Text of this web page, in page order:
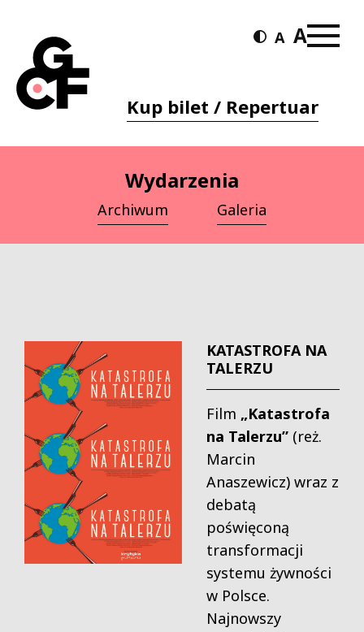
Kup bilet / Repertuar
Wydarzenia
Archiwum Galeria
KATASTROFA NA
TALERZU
Film „Katastrofa
na Talerzu” (reż.
Marcin
Anaszewicz) wraz z
debatą
poświęconą
transformacji
systemu żywności
w Polsce.
Najnowszy